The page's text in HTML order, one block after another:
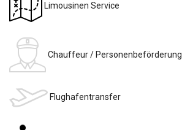
Limousinen Service
Chauffeur / Personenbeförderung
Flughafentransfer